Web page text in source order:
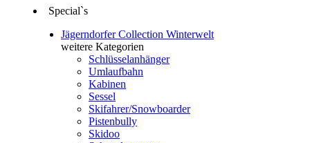
Special`s
Jägerndorfer Collection Winterwelt
weitere Kategorien
Schlüsselanhänger
Umlaufbahn
Kabinen
Sessel
Skifahrer/Snowboarder
Pistenbully
Skidoo